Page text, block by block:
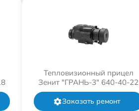
Тепловизионный прицел
Зенит "ГРАНЬ-3" 640-40-22
Заказать ремонт